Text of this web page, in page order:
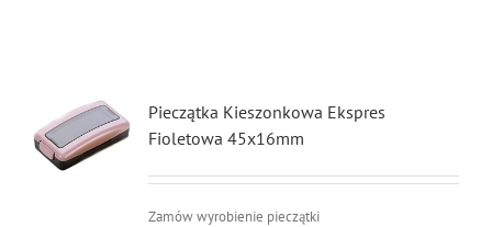
Pieczątka Kieszonkowa Ekspres
Fioletowa 45x16mm
Zamów wyrobienie pieczątki